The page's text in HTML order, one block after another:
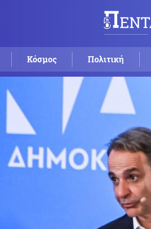
Κόσμος Πολιτική